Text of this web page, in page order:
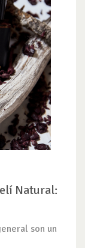
Natural:
son un